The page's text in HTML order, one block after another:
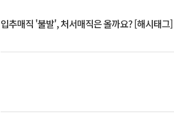
입추매직 '불발', 처서매직은 올까요? [해시태그]